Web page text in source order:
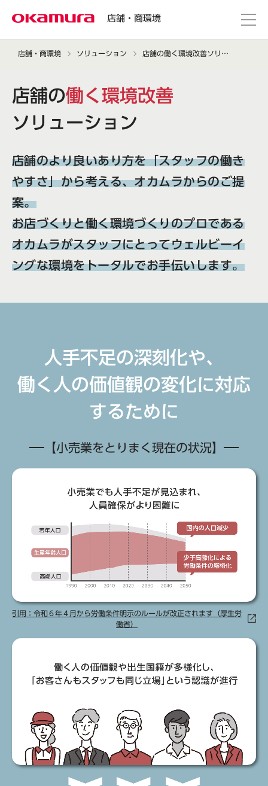
店舗・商環境
店舗・商環境 ソリューション 店舗の働く環境改善ソリューション
店舗の働く環境改善
ソリューション
店舗のより良いあり方を「スタッフの働き
やすさ」から考える、オカムラからのご提
案。
お店づくりと働く環境づくりのプロである
オカムラがスタッフにとってウェルビーイ
ングな環境をトータルでお手伝いします。
人手不足の深刻化や、
働く人の価値観の変化に対応
するために
【小売業をとりまく現在の状況】
引用：令和６年４月から労働条件明示のルールが改正されます（厚生労
働省）